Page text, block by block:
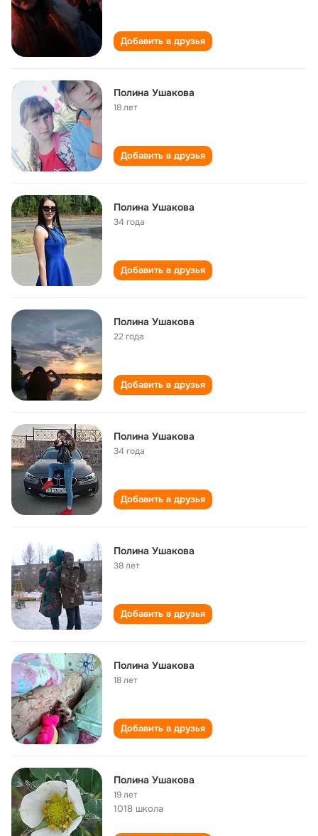
Добавить в друзья
Полина Ушакова
18 лет
Добавить в друзья
Полина Ушакова
34 года
Добавить в друзья
Полина Ушакова
22 года
Добавить в друзья
Полина Ушакова
34 года
Добавить в друзья
Полина Ушакова
38 лет
Добавить в друзья
Полина Ушакова
18 лет
Добавить в друзья
Полина Ушакова
19 лет
1018 школа